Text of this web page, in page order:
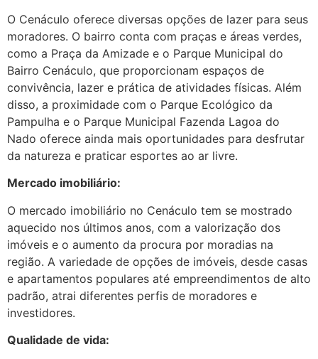
O Cenáculo oferece diversas opções de lazer para seus
moradores. O bairro conta com praças e áreas verdes,
como a Praça da Amizade e o Parque Municipal do
Bairro Cenáculo, que proporcionam espaços de
convivência, lazer e prática de atividades físicas. Além
disso, a proximidade com o Parque Ecológico da
Pampulha e o Parque Municipal Fazenda Lagoa do
Nado oferece ainda mais oportunidades para desfrutar
da natureza e praticar esportes ao ar livre.
Mercado imobiliário:
O mercado imobiliário no Cenáculo tem se mostrado
aquecido nos últimos anos, com a valorização dos
imóveis e o aumento da procura por moradias na
região. A variedade de opções de imóveis, desde casas
e apartamentos populares até empreendimentos de alto
padrão, atrai diferentes perfis de moradores e
investidores.
Qualidade de vida: